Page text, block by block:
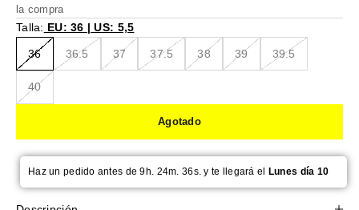
la compra
Talla: EU: 36 | US: 5,5
36 36.5 37 37.5 38 39 39.5
40
Agotado
Haz un pedido antes de 9h. 24m. 35s. y te llegará el Lunes día 10